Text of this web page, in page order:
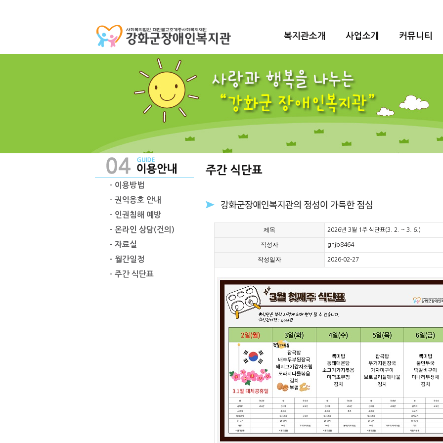
복지관소개 사업소개 커뮤니티
- 이용방법
- 권익옹호 안내
- 인권침해 예방
- 온라인 상담(건의)
- 자료실
- 월간일정
- 주간 식단표
제목 2026년 3월 1주 식단표(3. 2. ~ 3. 6.)
작성자 ghjb8464
작성일자 2026-02-27